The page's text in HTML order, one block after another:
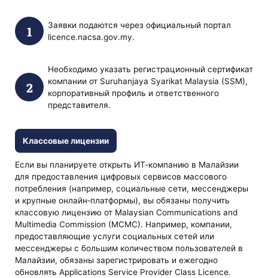
Заявки подаются через официальный портал
licence.nacsa.gov.my.
Необходимо указать регистрационный сертификат
компании от Suruhanjaya Syarikat Malaysia (SSM),
корпоративный профиль и ответственного
представителя.
Классовые лицензии
Если вы планируете открыть ИТ-компанию в Малайзии
для предоставления цифровых сервисов массового
потребления (например, социальные сети, мессенджеры
и крупные онлайн‑платформы), вы обязаны получить
классовую лицензию от Malaysian Communications and
Multimedia Commission (MCMC). Например, компании,
предоставляющие услуги социальных сетей или
мессенджеры с большим количеством пользователей в
Малайзии, обязаны зарегистрировать и ежегодно
обновлять Applications Service Provider Class Licence.